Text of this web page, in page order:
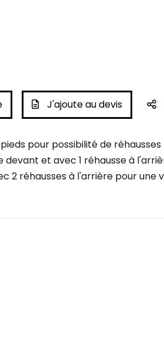
J'ajoute au devis
pour possibilité de
devant et avec 1 réhausse à
2 réhausses à l'arrière pour une